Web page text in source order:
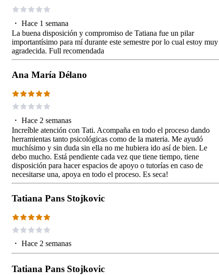
・ Hace 1 semana
La buena disposición y compromiso de Tatiana fue un pilar
importantísimo para mí durante este semestre por lo cual estoy muy
agradecida. Full recomendada
Ana María Délano
・ Hace 2 semanas
Increíble atención con Tati. Acompaña en todo el proceso dando
herramientas tanto psicológicas como de la materia. Me ayudó
muchísimo y sin duda sin ella no me hubiera ido así de bien. Le
debo mucho. Está pendiente cada vez que tiene tiempo, tiene
disposición para hacer espacios de apoyo o tutorías en caso de
necesitarse una, apoya en todo el proceso. Es seca!
Tatiana Pans Stojkovic
・ Hace 2 semanas
Tatiana Pans Stojkovic